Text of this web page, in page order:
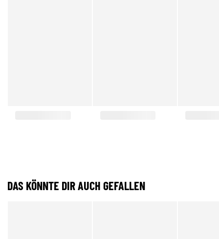
DAS KÖNNTE DIR AUCH GEFALLEN